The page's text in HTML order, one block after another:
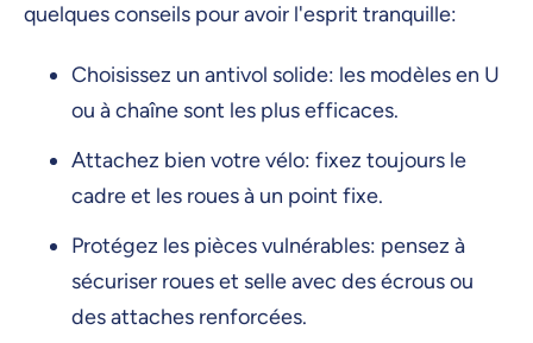
quelques conseils pour avoir l'esprit tranquille:
Choisissez un antivol solide: les modèles en U
ou à chaîne sont les plus efficaces.
Attachez bien votre vélo: fixez toujours le
cadre et les roues à un point fixe.
Protégez les pièces vulnérables: pensez à
sécuriser roues et selle avec des écrous ou
des attaches renforcées.